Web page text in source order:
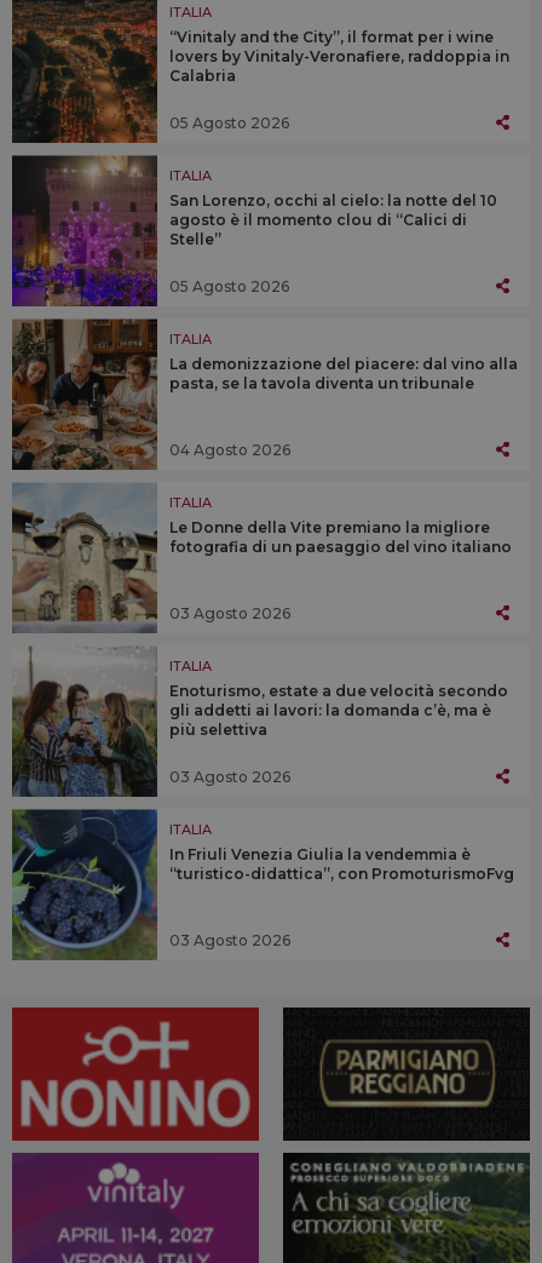
ITALIA
“Vinitaly and the City”, il format per i wine
lovers by Vinitaly-Veronafiere, raddoppia in
Calabria
05 Agosto 2026
ITALIA
San Lorenzo, occhi al cielo: la notte del 10
agosto è il momento clou di “Calici di
Stelle”
05 Agosto 2026
ITALIA
La demonizzazione del piacere: dal vino alla
pasta, se la tavola diventa un tribunale
04 Agosto 2026
ITALIA
Le Donne della Vite premiano la migliore
fotografia di un paesaggio del vino italiano
03 Agosto 2026
ITALIA
Enoturismo, estate a due velocità secondo
gli addetti ai lavori: la domanda c’è, ma è
più selettiva
03 Agosto 2026
ITALIA
In Friuli Venezia Giulia la vendemmia è
“turistico-didattica”, con PromoturismoFvg
03 Agosto 2026